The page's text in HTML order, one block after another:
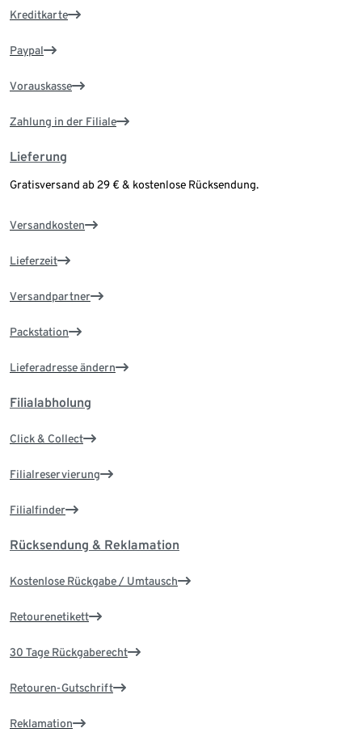
Kreditkarte
Paypal
Vorauskasse
Zahlung in der Filiale
Lieferung
Gratisversand ab 29 € & kostenlose Rücksendung.
Versandkosten
Lieferzeit
Versandpartner
Packstation
Lieferadresse ändern
Filialabholung
Click & Collect
Filialreservierung
Filialfinder
Rücksendung & Reklamation
Kostenlose Rückgabe / Umtausch
Retourenetikett
30 Tage Rückgaberecht
Retouren-Gutschrift
Reklamation